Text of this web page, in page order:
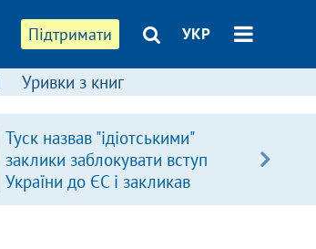
Підтримати УКР
Уривки з книг
Туск назвав "ідіотськими"
заклики заблокувати вступ
України до ЄС і закликав
припинити антиукраїнську